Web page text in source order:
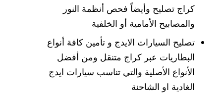
كراج تصليح وأيضاً فحص أنظمة النور
والمصابيح الأمامية أو الخلفية
تصليح السيارات الايدج و تأمين كافة أنواع
البطاريات عبر كراج متنقل ومن أفضل
الأنواع الأصلية والتي تناسب سيارات ايدج
الغادية او الشاحنة